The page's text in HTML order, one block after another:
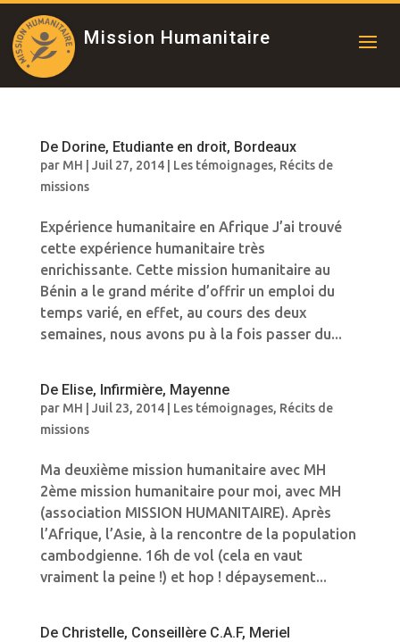
Mission Humanitaire
De Dorine, Etudiante en droit, Bordeaux
par MH Juil 27, 2014| Les témoignages, Récits de
missions
Expérience humanitaire en Afrique J’ai trouvé
cette expérience humanitaire très
enrichissante. Cette mission humanitaire au
Bénin a le grand mérite d’offrir un emploi du
temps varié, en effet, au cours des deux
semaines, nous avons pu à la fois passer du...
De Elise, Infirmière, Mayenne
par MH Juil 23, 2014| Les témoignages, Récits de
missions
Ma deuxième mission humanitaire avec MH
2ème mission humanitaire pour moi, avec MH
(association MISSION HUMANITAIRE). Après
l’Afrique, l’Asie, à la rencontre de la population
cambodgienne. 16h de vol (cela en vaut
vraiment la peine !) et hop ! dépaysement...
De Christelle, Conseillère C.A.F, Meriel